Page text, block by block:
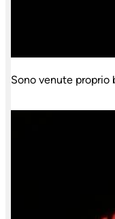
Sono venute proprio